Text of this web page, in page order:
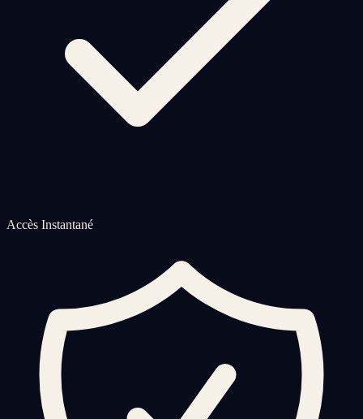
Accès Instantané